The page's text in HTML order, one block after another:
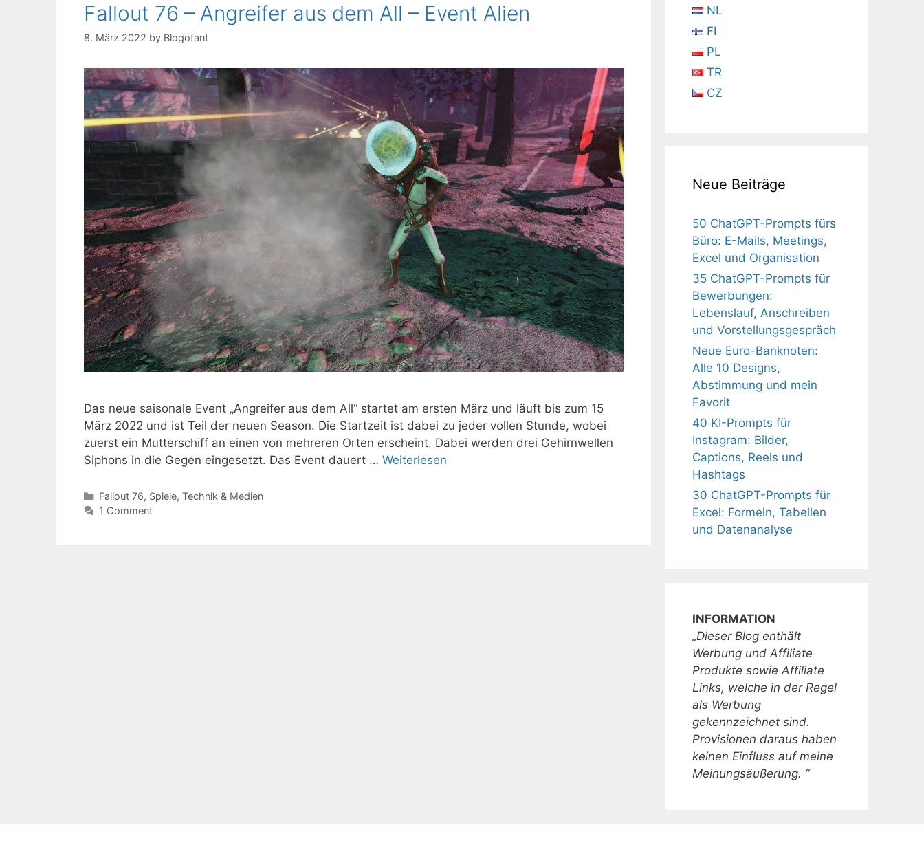
Fallout 76 – Angreifer aus dem All – Event Alien
8. März 2022 by Blogofant
Das neue saisonale Event „Angreifer aus dem All“ startet am ersten März und läuft bis zum 15
März 2022 und ist Teil der neuen Season. Die Startzeit ist dabei zu jeder vollen Stunde, wobei
zuerst ein Mutterschiff an einen von mehreren Orten erscheint. Dabei werden drei Gehirnwellen
Siphons in die Gegen eingesetzt. Das Event dauert … Weiterlesen
Kategorien
Fallout 76, Spiele, Technik & Medien
1 Comment
NL
FI
PL
TR
CZ
Neue Beiträge
50 ChatGPT-Prompts fürs
Büro: E-Mails, Meetings,
Excel und Organisation
35 ChatGPT-Prompts für
Bewerbungen:
Lebenslauf, Anschreiben
und Vorstellungsgespräch
Neue Euro-Banknoten:
Alle 10 Designs,
Abstimmung und mein
Favorit
40 KI-Prompts für
Instagram: Bilder,
Captions, Reels und
Hashtags
30 ChatGPT-Prompts für
Excel: Formeln, Tabellen
und Datenanalyse
INFORMATION
„Dieser Blog enthält
Werbung und Affiliate
Produkte sowie Affiliate
Links, welche in der Regel
als Werbung
gekennzeichnet sind.
Provisionen daraus haben
keinen Einfluss auf meine
Meinungsäußerung. “